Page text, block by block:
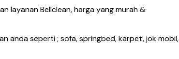
layanan Bellclean, harga yang murah &
anda seperti ; sofa, springbed, karpet, jok mobil,